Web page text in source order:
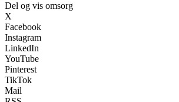
Del og vis omsorg
X
Facebook
Instagram
LinkedIn
YouTube
Pinterest
TikTok
Mail